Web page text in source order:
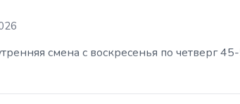
смена с воскресенья по четверг